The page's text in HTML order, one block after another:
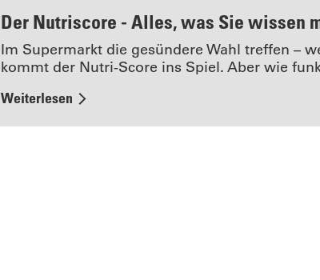
Der Nutriscore - Alles, was Sie wissen
Im Supermarkt die gesündere Wahl treffen –
kommt der Nutri-Score ins Spiel. Aber wie
Weiterlesen